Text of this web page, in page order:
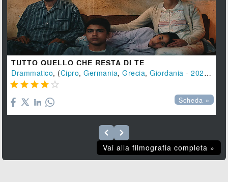
TUTTO QUELLO CHE RESTA DI TE
Drammatico, (Cipro,Germania,Grecia,Giordania -2025
),
    
Scheda »
Vai alla filmografia completa »